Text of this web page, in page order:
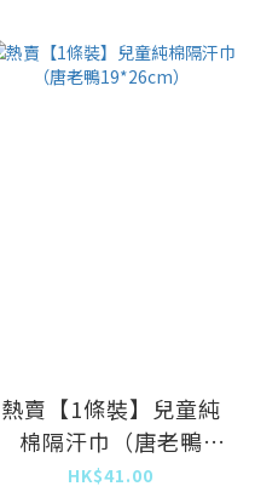
熱賣【1條裝】兒童純
棉隔汗巾（唐老鴨
19*26cm）
HK$41.00